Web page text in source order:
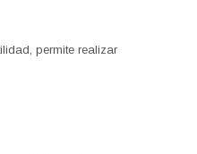
permite realizar